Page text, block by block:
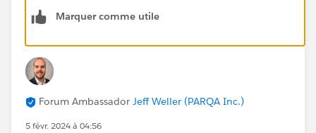
Marquer comme utile
Forum Ambassador Jeff Weller (PARQA Inc.)
5 févr. 2024 à 04:56